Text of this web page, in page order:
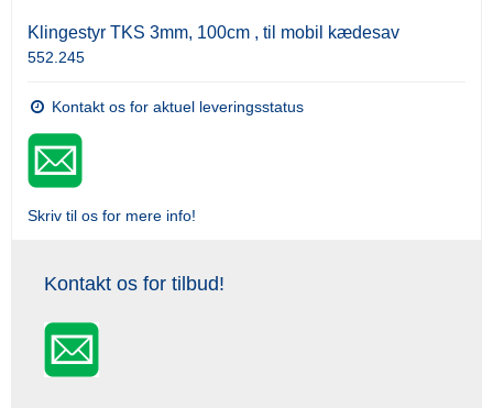
Klingestyr TKS 3mm, 100cm , til mobil kædesav
552.245
Kontakt os for aktuel leveringsstatus
Skriv til os for mere info!
Kontakt os for tilbud!